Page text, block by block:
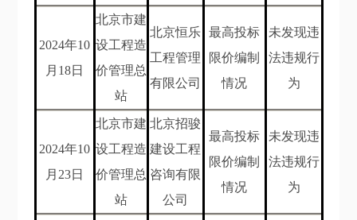
2024年10
月18日
北京市建
设工程造
价管理总
站
北京恒乐
工程管理
有限公司
最高投标
限价编制
情况
未发现违
法违规行
为
2024年10
月23日
北京市建
设工程造
价管理总
站
北京招骏
建设工程
咨询有限
公司
最高投标
限价编制
情况
未发现违
法违规行
为